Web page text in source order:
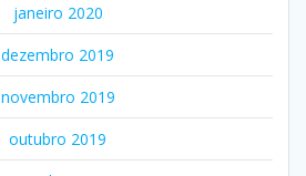
janeiro 2020
dezembro 2019
novembro 2019
outubro 2019